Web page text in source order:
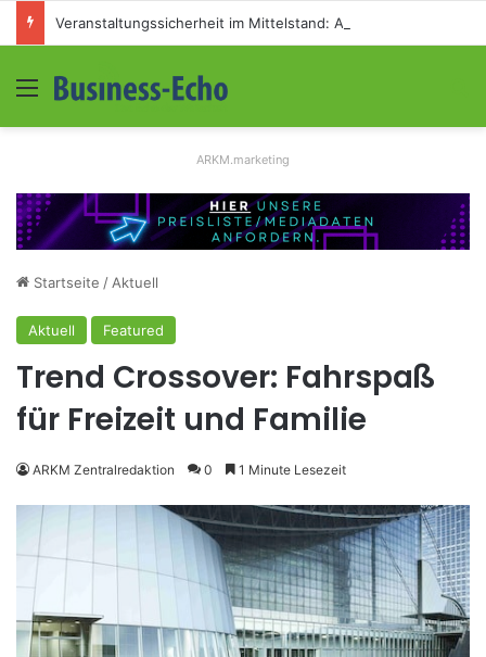
Menü
ARKM.marketing
Startseite / Aktuell
Aktuell Featured
Trend Crossover: Fahrspaß
für Freizeit und Familie
ARKM Zentralredaktion 0 1 Minute Lesezeit